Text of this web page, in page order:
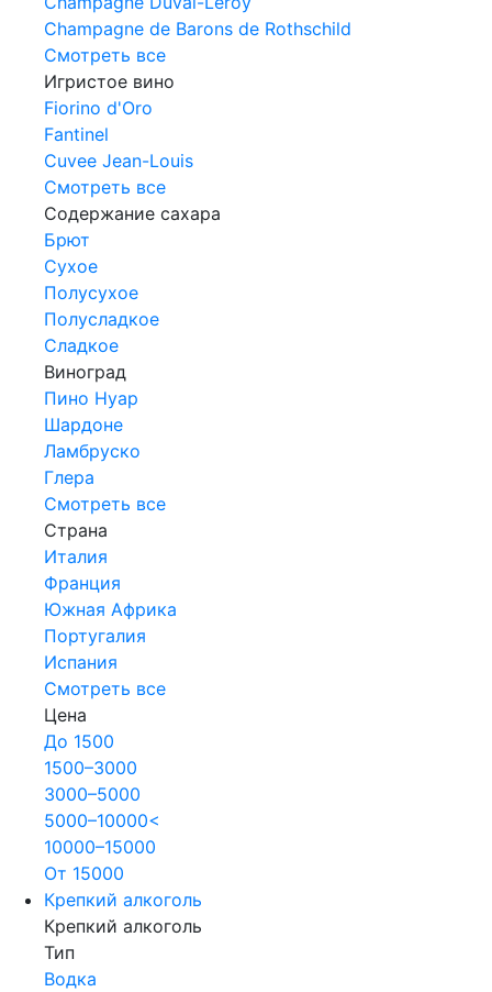
Champagne de Barons de Rothschild
Смотреть все
Игристое вино
Fiorino d'Oro
Fantinel
Cuvee Jean-Louis
Смотреть все
Содержание сахара
Брют
Сухое
Полусухое
Полусладкое
Сладкое
Виноград
Пино Нуар
Шардоне
Ламбруско
Глера
Смотреть все
Страна
Италия
Франция
Южная Африка
Португалия
Испания
Смотреть все
Цена
До 1500
1500–3000
3000–5000
5000–10000<
10000–15000
От 15000
Крепкий алкоголь
Крепкий алкоголь
Тип
Водка